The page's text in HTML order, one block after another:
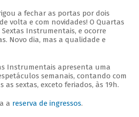
a fechar as portas por dois
volta e com novidades! O Quartas
Instrumentais, e ocorre
Novo dia, mas a qualidade e
Instrumentais apresenta uma
semanais, contando com
as sextas, exceto feriados, às 19h.
a reserva de ingressos.